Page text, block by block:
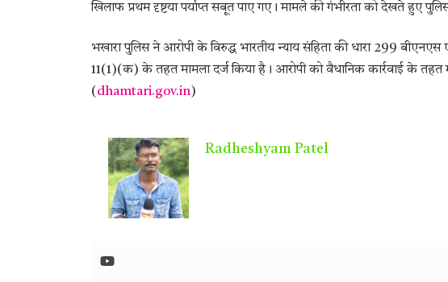
खिलाफ प्रथम दृष्टया पर्याप्त सबूत पाए गए। मामले की गंभीरता को देखते हुए
भखारा पुलिस ने आरोपी के विरुद्ध भारतीय न्याय संहिता की धारा 299
11(1)(क) के तहत मामला दर्ज किया है। आरोपी को वैधानिक कार्रवाई के तहत
( dhamtari.gov.in)
Radheshyam Patel